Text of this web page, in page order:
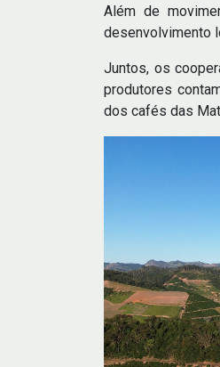
Além de
desenvolvimento
Juntos, os
produtores
dos cafés das